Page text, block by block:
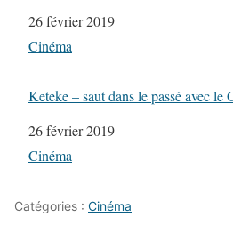
Date
26 février 2019
Par rapport à
Cinéma
Keteke – saut dans le passé avec le
Date
26 février 2019
Par rapport à
Cinéma
Catégories : Cinéma